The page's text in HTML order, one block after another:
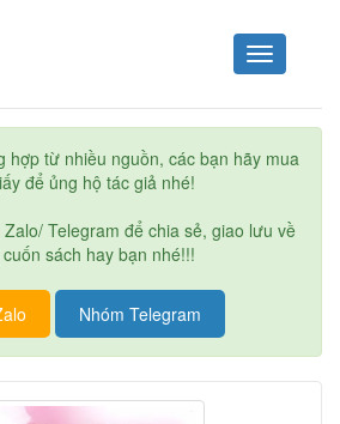
Toggle
navigation
hợp từ nhiều nguồn, các bạn hãy mua
để ủng hộ tác giả nhé!
Telegram để chia sẻ, giao lưu về
sách hay bạn nhé!!!
Nhóm Telegram